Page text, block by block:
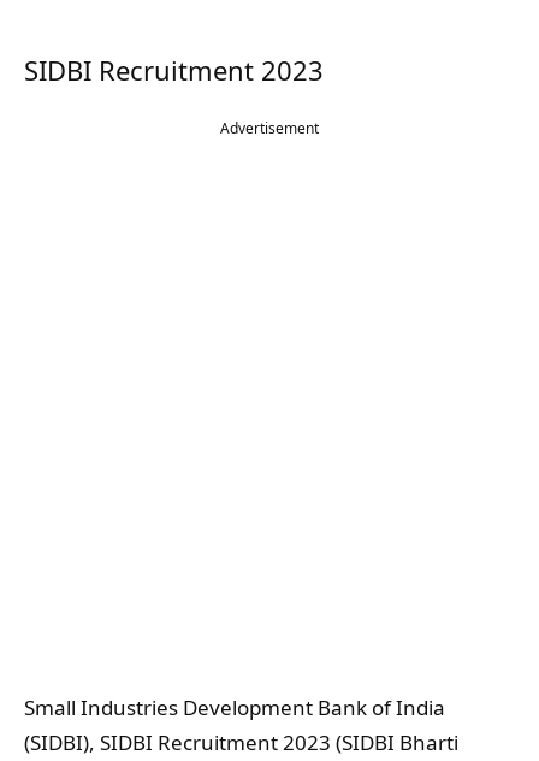
SIDBI Recruitment 2023
Advertisement
Small Industries Development Bank of India
(SIDBI), SIDBI Recruitment 2023 (SIDBI Bharti